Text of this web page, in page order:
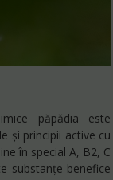
păpădia este
și principii active cu
în special A, B2, C
substanțe benefice